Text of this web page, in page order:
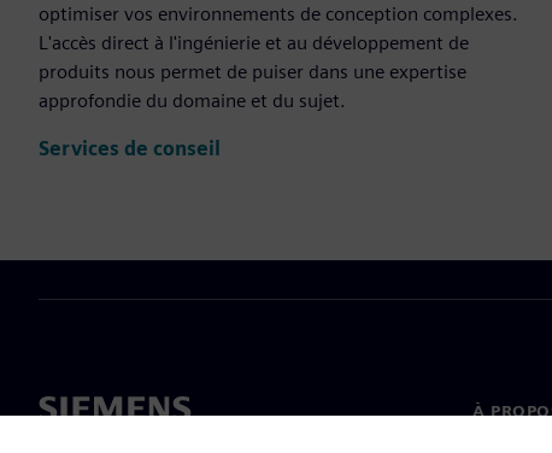
optimiser vos environnements de conception complexes.
L'accès direct à l'ingénierie et au développement de
produits nous permet de puiser dans une expertise
approfondie du domaine et du sujet.
Services de conseil
À